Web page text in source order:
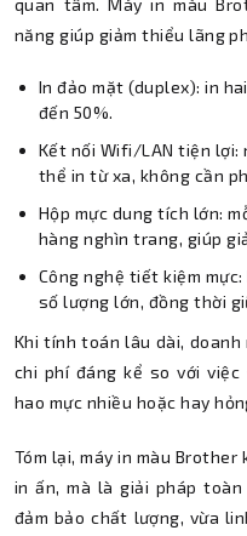
quan tâm. Máy in màu
năng giúp giảm thiểu lãng
In đảo mặt (duplex): in
đến 50%.
Kết nối Wifi/LAN tiện lợi:
thể in từ xa, không cần
Hộp mực dung tích lớn:
hàng nghìn trang, giúp
Công nghệ tiết kiệm
số lượng lớn, đồng thời
Khi tính toán lâu dài,
chi phí đáng kể so với
hao mực nhiều hoặc hay
Tóm lại, máy in màu
in ấn, mà là giải pháp
đảm bảo chất lượng, vừa